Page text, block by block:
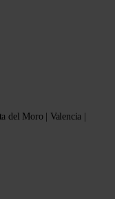
del Moro | Valencia |